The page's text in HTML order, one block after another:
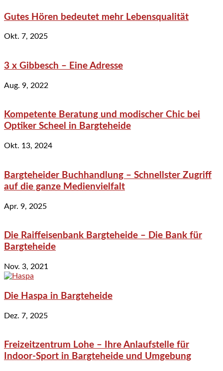
Gutes Hören bedeutet mehr Lebensqualität
Okt. 7, 2025
3 x Gibbesch – Eine Adresse
Aug. 9, 2022
Kompetente Beratung und modischer Chic bei
Optiker Scheel in Bargteheide
Okt. 13, 2024
Bargteheider Buchhandlung – Schnellster Zugriff
auf die ganze Medienvielfalt
Apr. 9, 2025
Die Raiffeisenbank Bargteheide – Die Bank für
Bargteheide
Nov. 3, 2021
Die Haspa in Bargteheide
Dez. 7, 2025
Freizeitzentrum Lohe – Ihre Anlaufstelle für
Indoor-Sport in Bargteheide und Umgebung